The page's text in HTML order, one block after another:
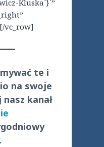
Kluska`}`”
vc_row]
te i
na swoje
kanał